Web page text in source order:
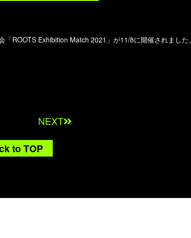
ROOTS Exhibition Match 2021」が11/8に開催されました。
NEXT
to TOP